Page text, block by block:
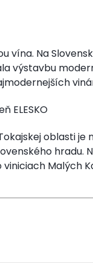
vína. Na
výstavbu
ELESKO
oblasti
hradu.
Malých